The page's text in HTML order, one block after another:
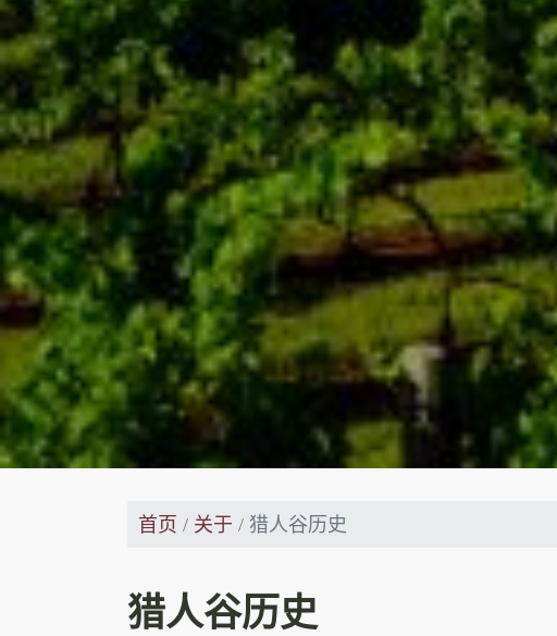
首页 关于 猎人谷历史
猎人谷历史